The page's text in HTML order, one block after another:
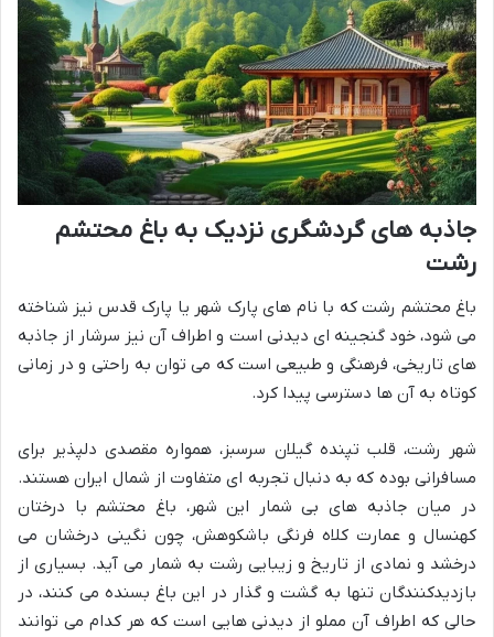
جاذبه های گردشگری نزدیک به باغ محتشم
رشت
باغ محتشم رشت که با نام های پارک شهر یا پارک قدس نیز شناخته
می شود، خود گنجینه ای دیدنی است و اطراف آن نیز سرشار از جاذبه
های تاریخی، فرهنگی و طبیعی است که می توان به راحتی و در زمانی
کوتاه به آن ها دسترسی پیدا کرد.
شهر رشت، قلب تپنده گیلان سرسبز، همواره مقصدی دلپذیر برای
مسافرانی بوده که به دنبال تجربه ای متفاوت از شمال ایران هستند.
در میان جاذبه های بی شمار این شهر، باغ محتشم با درختان
کهنسال و عمارت کلاه فرنگی باشکوهش، چون نگینی درخشان می
درخشد و نمادی از تاریخ و زیبایی رشت به شمار می آید. بسیاری از
بازدیدکنندگان تنها به گشت و گذار در این باغ بسنده می کنند، در
حالی که اطراف آن مملو از دیدنی هایی است که هر کدام می توانند